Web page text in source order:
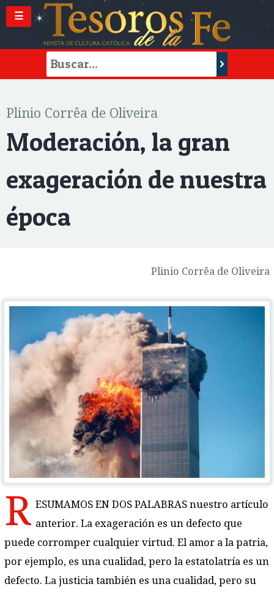
☰
Plinio Corrêa de Oliveira
Moderación, la gran
exageración de nuestra
época
Plinio Corrêa de Oliveira
R ESUMAMOS EN DOS PALABRAS nuestro artículo
anterior. La exageración es un defecto que
puede corromper cualquier virtud. El amor a la patria,
por ejemplo, es una cualidad, pero la estatolatría es un
defecto. La justicia también es una cualidad, pero su